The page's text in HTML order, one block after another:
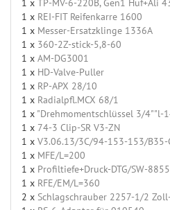
1 x TP-MV-6-220B, Gen1 Huf+Ali
1 x REI-FIT Reifenkarre 1600
1 x Messer-Ersatzklinge 1336A
1 x 360-2Z-stick-5,8-60
1 x AM-DG3001
1 x HD-Valve-Puller
1 x RP-APX 28/10
1 x Radialpfl.MCX 68/1
1 x "Drehmomentschlüssel 3/4""l-
1 x 74-3 Clip-SR V3-ZN
1 x V3.06.13/3C/94-153-153/B35-
1 x MFE/L=200
1 x Profiltiefe+Druck-DTG/SW-
1 x RFE/EM/L=360
2 x Schlagschrauber 2257-1/2